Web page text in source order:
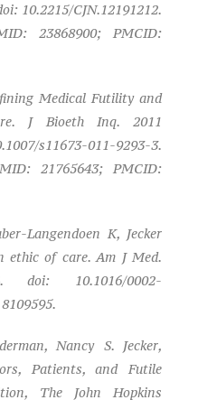
10.2215/CJN.12191212.
23868900; PMCID:
Medical Futility and
J Bioeth Inq. 2011
s11673-011-9293-3.
21765643; PMCID:
Langendoen K, Jecker
ethic of care. Am J Med.
doi: 10.1016/0002-
Nancy S. Jecker,
Patients, and Futile
The John Hopkins